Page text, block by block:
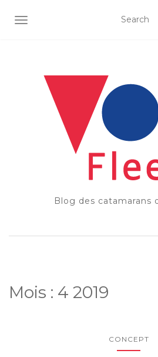
OUVRIR/FERMER LA
Blog des catamarans
Mois : 4 2019
CONCEPT